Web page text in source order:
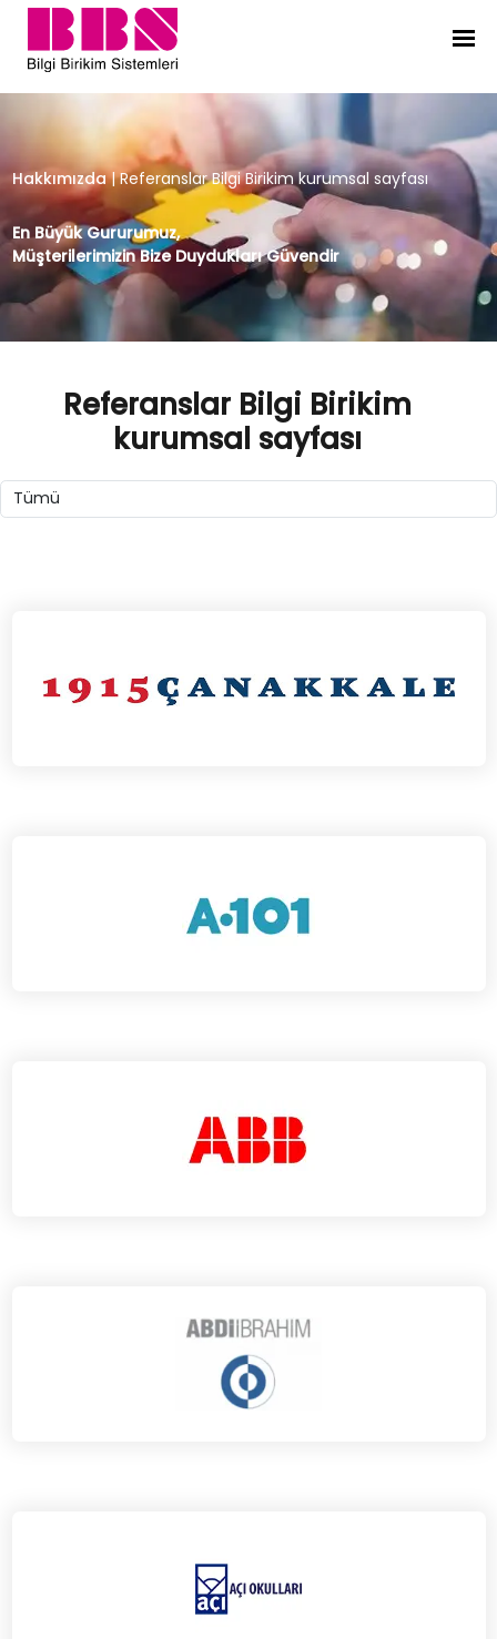
Referanslar Bilgi Birikim kurumsal
Hakkımızda | Referanslar Bilgi Birikim kurumsal sayfası
En Büyük Gururumuz,
Müşterilerimizin Bize Duydukları Güvendir
Referanslar Bilgi Birikim
kurumsal sayfası